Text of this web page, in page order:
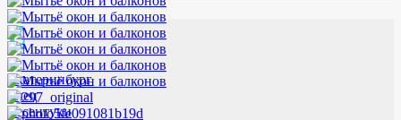
Е
Екатеринбург
Елец
Ессентуки